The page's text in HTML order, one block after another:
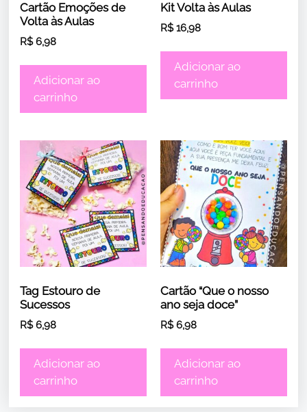
Cartão Emoções de
Volta às Aulas
R$6,98
Adicionar ao
carrinho
Kit Volta às Aulas
R$16,98
Adicionar ao
carrinho
Tag Estouro de
Sucessos
R$6,98
Adicionar ao
carrinho
Cartão “Que o nosso
ano seja doce”
R$6,98
Adicionar ao
carrinho